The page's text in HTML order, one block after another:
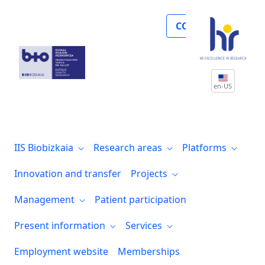
COLLABORATE
en-US
IIS Biobizkaia Research areas
Platforms
Innovation and transfer
Projects
Management
Patient participation
Present information
Services
Employment website
Memberships